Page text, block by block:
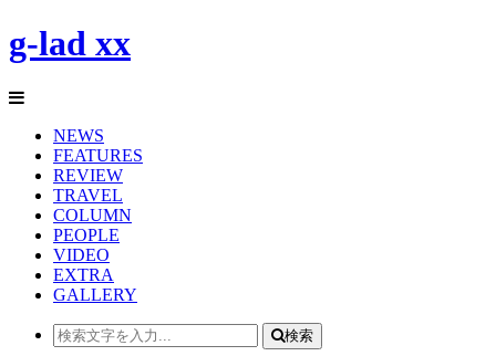
g-lad xx
NEWS
FEATURES
REVIEW
TRAVEL
COLUMN
PEOPLE
VIDEO
EXTRA
GALLERY
検索